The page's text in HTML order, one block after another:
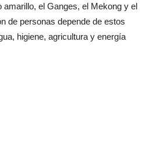
amarillo, el Ganges, el Mekong y el
de personas depende de estos
higiene, agricultura y energía